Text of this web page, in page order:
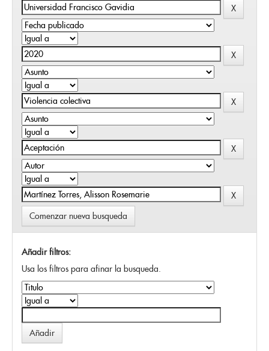
Comenzar nueva busqueda
Añadir filtros:
Usa los filtros para afinar la busqueda.